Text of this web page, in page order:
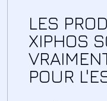
LES
XIPHOS
POUR